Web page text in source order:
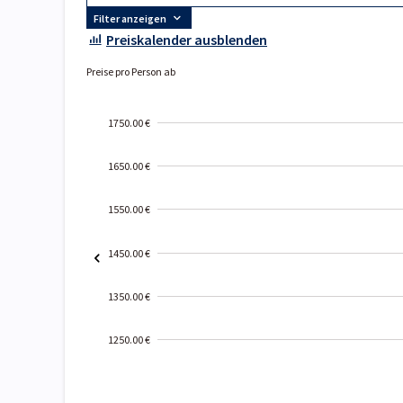
Filter anzeigen
Preiskalender ausblenden
Preise pro Person ab
1750.00 €
1650.00 €
1550.00 €
1450.00 €
1350.00 €
1250.00 €